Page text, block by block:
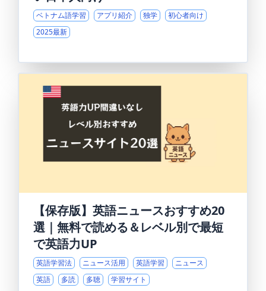
ベトナム語学習 アプリ紹介 独学
初心者向け
2025最新
【保存版】英語ニュースおすすめ20
選｜無料で読める＆レベル別で最短
で英語力UP
英語学習法 ニュース活用 英語学習
ニュース
英語
多読 多聴 学習サイト